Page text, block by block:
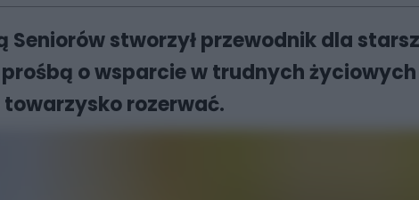
Seniorów stworzył przewodnik dla
o wsparcie w trudnych
rozerwać.